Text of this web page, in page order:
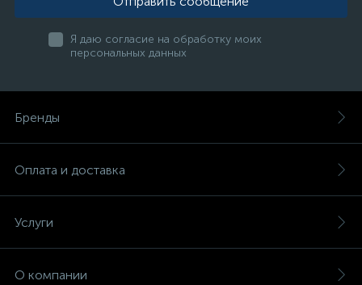
Я даю согласие на обработку моих
персональных данных
Бренды
Оплата и доставка
Услуги
О компании